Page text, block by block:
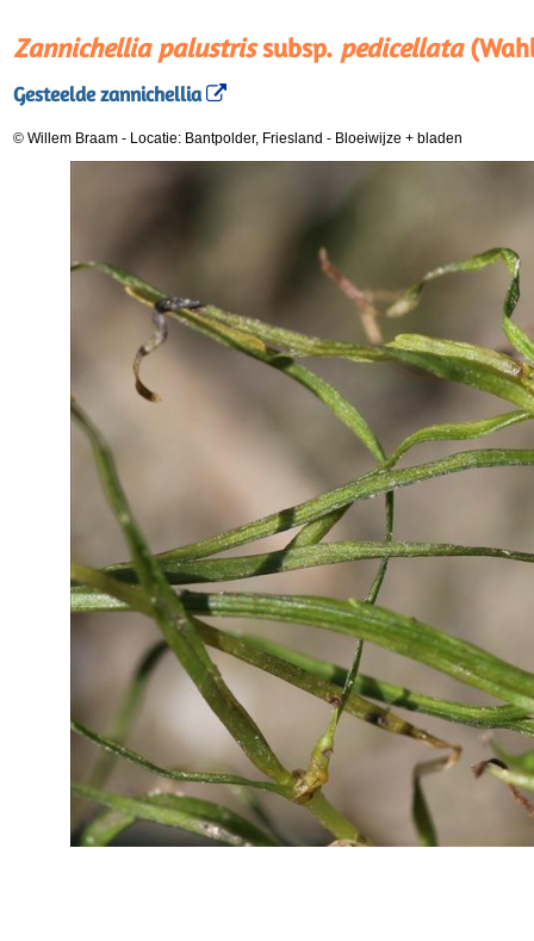
Zannichellia palustrissubsp. pedicellata
Gesteelde zannichellia
© Willem Braam - Locatie: Bantpolder, Friesland - Bloeiwijze + bladen